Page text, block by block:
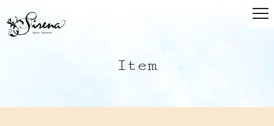
Item